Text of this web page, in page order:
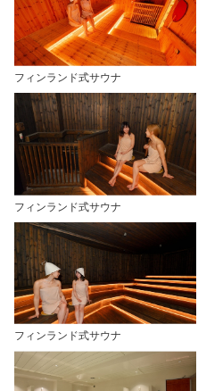
フィンランド式サウナ
フィンランド式サウナ
フィンランド式サウナ